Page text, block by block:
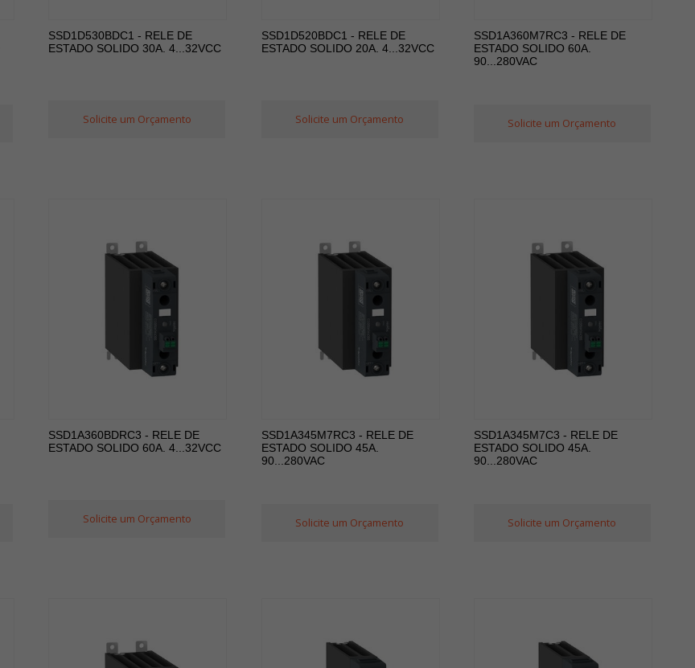
SSD1D530BDC1 - RELE DE
ESTADO SOLIDO 30A. 4...32VCC
Solicite um Orçamento
SSD1D520BDC1 - RELE DE
ESTADO SOLIDO 20A. 4...32VCC
Solicite um Orçamento
SSD1A360M7RC3 - RELE DE
ESTADO SOLIDO 60A.
90...280VAC
Solicite um Orçamento
SSD1A360BDRC3 - RELE DE
ESTADO SOLIDO 60A. 4...32VCC
Solicite um Orçamento
SSD1A345M7RC3 - RELE DE
ESTADO SOLIDO 45A.
90...280VAC
Solicite um Orçamento
SSD1A345M7C3 - RELE DE
ESTADO SOLIDO 45A.
90...280VAC
Solicite um Orçamento